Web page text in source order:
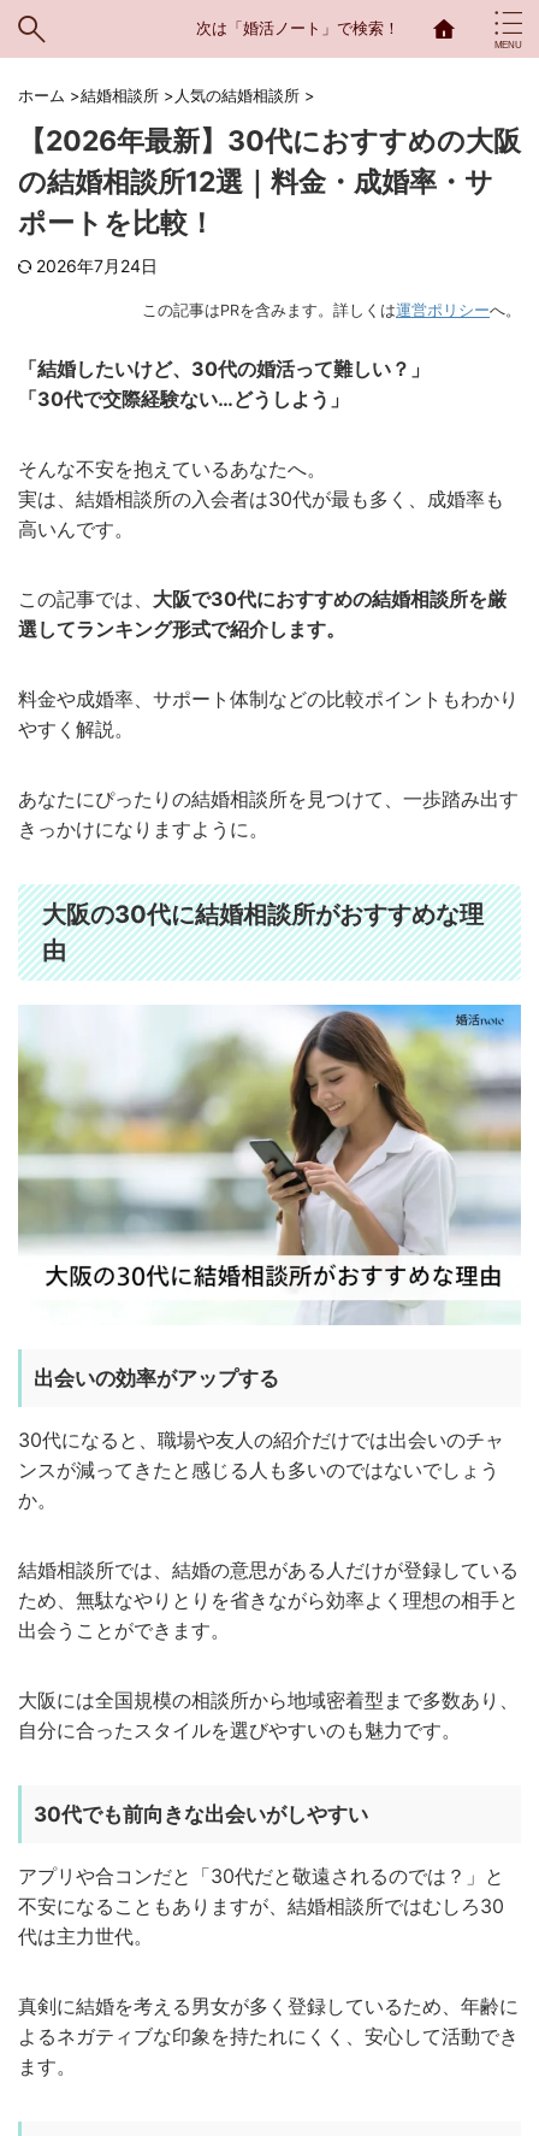
次は「婚活ノート」で検索！
ホーム >結婚相談所 > 人気の結婚相談所 >
【2026年最新】30代におすすめの大阪
の結婚相談所12選｜料金・成婚率・サ
ポートを比較！
2026年7月24日
この記事はPRを含みます。詳しくは運営ポリシーへ。
「結婚したいけど、30代の婚活って難しい？」
「30代で交際経験ない…どうしよう」
そんな不安を抱えているあなたへ。
実は、結婚相談所の入会者は30代が最も多く、成婚率も
高いんです。
この記事では、 大阪で30代におすすめの結婚相談所を厳
選してランキング形式で紹介します。
料金や成婚率、サポート体制などの比較ポイントもわかり
やすく解説。
あなたにぴったりの結婚相談所を見つけて、一歩踏み出す
きっかけになりますように。
大阪の30代に結婚相談所がおすすめな理
由
出会いの効率がアップする
30代になると、職場や友人の紹介だけでは出会いのチャ
ンスが減ってきたと感じる人も多いのではないでしょう
か。
結婚相談所では、結婚の意思がある人だけが登録している
ため、無駄なやりとりを省きながら効率よく理想の相手と
出会うことができます。
大阪には全国規模の相談所から地域密着型まで多数あり、
自分に合ったスタイルを選びやすいのも魅力です。
30代でも前向きな出会いがしやすい
アプリや合コンだと「30代だと敬遠されるのでは？」と
不安になることもありますが、結婚相談所ではむしろ30
代は主力世代。
真剣に結婚を考える男女が多く登録しているため、年齢に
よるネガティブな印象を持たれにくく、安心して活動でき
ます。